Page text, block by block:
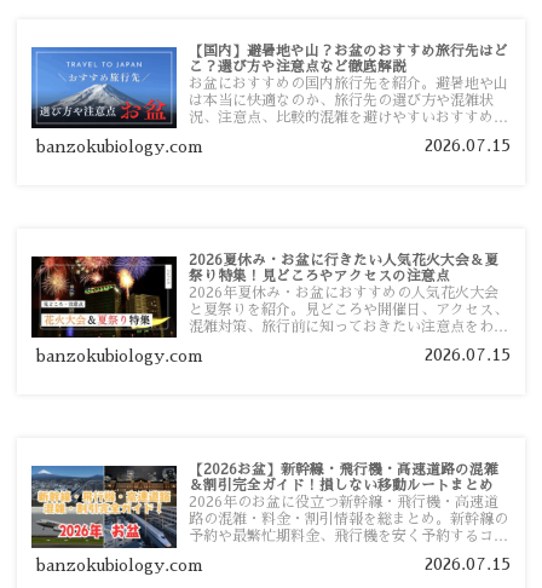
【国内】避暑地や山？お盆のおすすめ旅行先はど
こ？選び方や注意点など徹底解説
お盆におすすめの国内旅行先を紹介。避暑地や山
は本当に快適なのか、旅行先の選び方や混雑状
況、注意点、比較的混雑を避けやすいおすすめス
す。
banzokubiology.com 2026.07.15
2026夏休み・お盆に行きたい人気花火大会＆夏
祭り特集！見どころやアクセスの注意点
2026年夏休み・お盆におすすめの人気花火大会
と夏祭りを紹介。見どころや開催日、アクセス、
混雑対策、旅行前に知っておきたい注意点をわか
banzokubiology.com 2026.07.15
【2026お盆】新幹線・飛行機・高速道路の混雑
＆割引完全ガイド！損しない移動ルートまとめ
2026年のお盆に役立つ新幹線・飛行機・高速道
路の混雑・料金・割引情報を総まとめ。新幹線の
予約や最繁忙期料金、飛行機を安く予約するコ
い移動方法を分かりやすく解説します。
banzokubiology.com 2026.07.15